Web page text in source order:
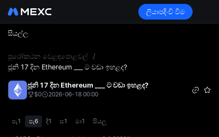
ලියාපදිංචි වීම
සියල්ල
පුරෝකථන වෙළඳපොළවල්
/
ජූනි 17 දින Ethereum ___ ට වඩා ඉහළද?
ජූනි 17 දින Ethereum ___ ට වඩා ඉහළද?
$0 2026-06-18 00:00
පැ1 පැ6 දි1 ස1 මා1 සියලු